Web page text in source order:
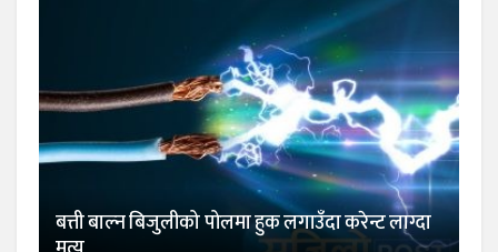
बत्ती बाल्न बिजुलीको पोलमा हुक लगाउँदा करेन्ट लाग्दा